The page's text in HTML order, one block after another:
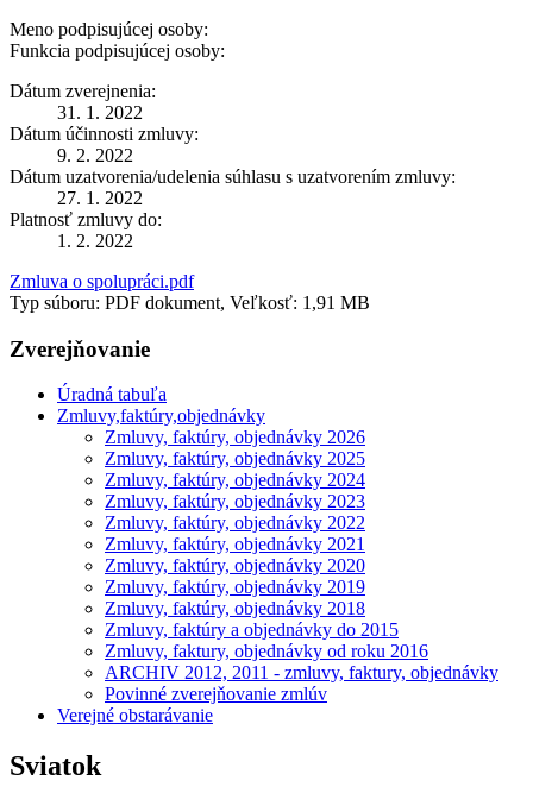
Meno podpisujúcej osoby:
Funkcia podpisujúcej osoby:
Dátum zverejnenia:
31. 1. 2022
Dátum účinnosti zmluvy:
9. 2. 2022
Dátum uzatvorenia/udelenia súhlasu s uzatvorením zmluvy:
27. 1. 2022
Platnosť zmluvy do:
1. 2. 2022
Zmluva o spolupráci.pdf
Typ súboru: PDF dokument, Veľkosť: 1,91 MB
Zverejňovanie
Úradná tabuľa
Zmluvy,faktúry,objednávky
Zmluvy, faktúry, objednávky 2026
Zmluvy, faktúry, objednávky 2025
Zmluvy, faktúry, objednávky 2024
Zmluvy, faktúry, objednávky 2023
Zmluvy, faktúry, objednávky 2022
Zmluvy, faktúry, objednávky 2021
Zmluvy, faktúry, objednávky 2020
Zmluvy, faktúry, objednávky 2019
Zmluvy, faktúry, objednávky 2018
Zmluvy, faktúry a objednávky do 2015
Zmluvy, faktury, objednávky od roku 2016
ARCHIV 2012, 2011 - zmluvy, faktury, objednávky
Povinné zverejňovanie zmlúv
Verejné obstarávanie
Sviatok